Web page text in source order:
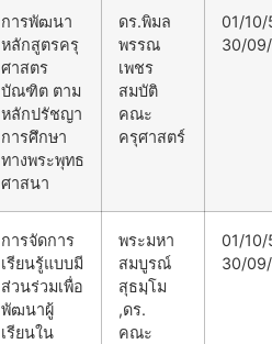
การพัฒนา
หลักสูตรครุ
ศาสตร
บัณฑิต ตาม
หลักปรัชญา
การศึกษา
ทางพระพุทธ
ศาสนา
ดร.พิมล
พรรณ
เพชร
สมบัติ
คณะ
ครุศาสตร์
01/
30/
การจัดการ
เรียนรู้แบบมี
ส่วนร่วมเพื่อ
พัฒนาผู้
เรียนใน
พระมหา
สมบูรณ์
สุธมฺโม
,ดร.
คณะ
01/
30/